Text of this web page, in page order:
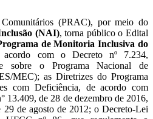
(PRAC), por meio do
(NAI),torna público o Edital
de Monitoria Inclusiva do
com o Decreto nº 7.234,
sobre o Programa Nacional de
MEC); as Diretrizes do Programa
com Deficiência, de acordo com
13.409, de 28 de dezembro de 2016,
de agosto de 2012; o Decreto-Lei